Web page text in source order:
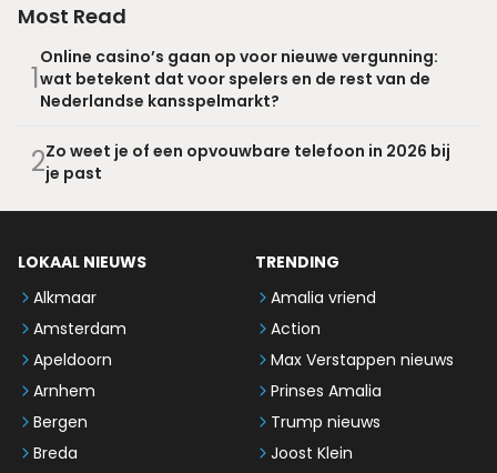
Most Read
1
Online casino’s gaan op voor nieuwe vergunning:
wat betekent dat voor spelers en de rest van de
Nederlandse kansspelmarkt?
2Zo weet je of een opvouwbare telefoon in 2026 bij
je past
LOKAAL NIEUWS
Alkmaar
Amsterdam
Apeldoorn
Arnhem
Bergen
Breda
TRENDING
Amalia vriend
Action
Max Verstappen nieuws
Prinses Amalia
Trump nieuws
Joost Klein